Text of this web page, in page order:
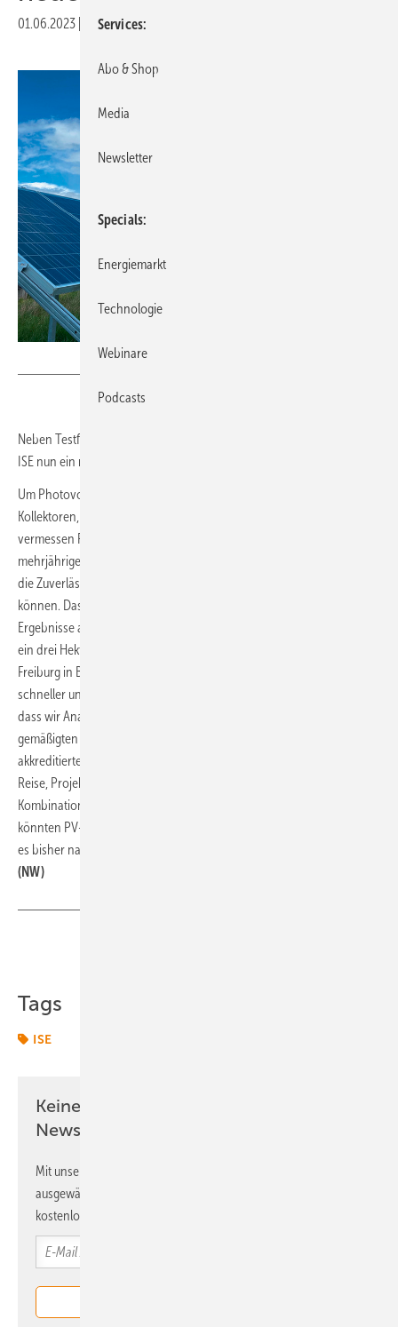
01.06.2023 Veröffentlicht in
Neben Testfeldern auf Gran Canaria und in Israel hat das Fraunhofer
ISE nun ein neues Freiland-Testfeld.
Um Photovoltaikmodule, integrierte PV-Systeme, solarthermische
Kollektoren, Wechselrichter und weitere Solartechnologien zu prüfen,
vermessen Forschende diese meist im Labor. Zusätzlich finden
mehrjährige Langzeittests unter realen Wetterbedingungen statt, um
die Zuverlässigkeit und Degradation der PV-Module bewerten zu
können. Das Fraunhofer-Institut für Solare Energiesysteme ISE will nun
Ergebnisse aus beiden Testansätzen kombinieren. Dafür ging im Mai
ein drei Hektar großes Solartestfeld am Rande von Merdingen bei
Freiburg in Betrieb. Die Kombination soll helfen, die PV-Module
schneller und exakter zu bewerten. „Für PV-Module bedeutet das,
dass wir Analyseergebnisse aus maritimen, aridem und unserem
gemäßigten mitteleuropäischen Klima mit Messungen aus unseren
akkreditierten Indoor-Test-Labs abgleichen können“, sagte Christian
Reise, Projektleiter des neuen Testfelds in Merdingen. Durch die
Kombination der Messergebnisse und Computersimulationen
könnten PV-Module so deutlich schneller charakterisiert werden, als
es bisher nach einem Jahr Freiland-Messung der Fall war, heißt es.
(NW)
Tags
ISE
Keine Zeit? Kein Problem mit dem ERE
Newsletter!
Mit unserem Newsletter erhalten Sie regelmäßig von uns
ausgewählte Informationen und Neuigkeiten, gebündelt und
kostenlos direkt ins Postfach.
Services
Abo & Shop
Media
Newsletter
Specials
Energiemarkt
Technologie
Webinare
Podcasts